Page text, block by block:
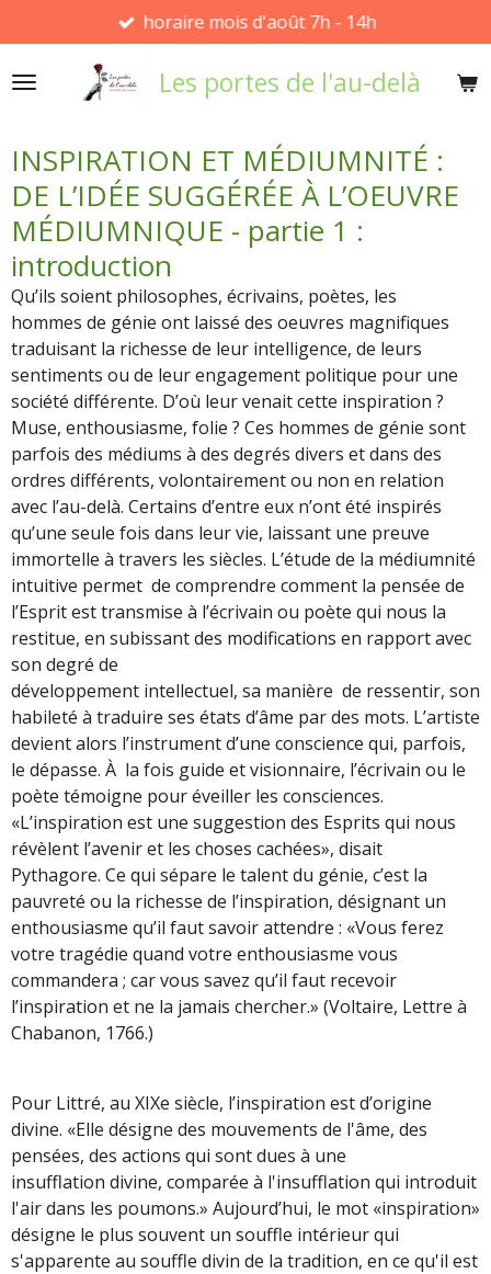
au
contenu
Les portes de l'au-delà
horaire mois d'août 7h - 14h
INSPIRATION ET MÉDIUMNITÉ :
DE L’IDÉE SUGGÉRÉE À L’OEUVRE
MÉDIUMNIQUE - partie 1 :
introduction
Qu’ils soient philosophes, écrivains, poètes, les
hommes de génie ont laissé des oeuvres magnifiques
traduisant la richesse de leur intelligence, de leurs
sentiments ou de leur engagement politique pour une
société différente. D’où leur venait cette inspiration ?
Muse, enthousiasme, folie ? Ces hommes de génie sont
parfois des médiums à des degrés divers et dans des
ordres différents, volontairement ou non en relation
avec l’au-delà. Certains d’entre eux n’ont été inspirés
qu’une seule fois dans leur vie, laissant une preuve
immortelle à travers les siècles. L’étude de la médiumnité
intuitive permet de comprendre comment la pensée de
l’Esprit est transmise à l’écrivain ou poète qui nous la
restitue, en subissant des modifications en rapport avec
son degré de
développement intellectuel, sa manière de ressentir, son
habileté à traduire ses états d’âme par des mots. L’artiste
devient alors l’instrument d’une conscience qui, parfois,
le dépasse. À la fois guide et visionnaire, l’écrivain ou le
poète témoigne pour éveiller les consciences.
«L’inspiration est une suggestion des Esprits qui nous
révèlent l’avenir et les choses cachées», disait
Pythagore. Ce qui sépare le talent du génie, c’est la
pauvreté ou la richesse de l’inspiration, désignant un
enthousiasme qu’il faut savoir attendre : «Vous ferez
votre tragédie quand votre enthousiasme vous
commandera ; car vous savez qu’il faut recevoir
l’inspiration et ne la jamais chercher.» (Voltaire, Lettre à
Chabanon, 1766.)
Pour Littré, au XIXe siècle, l’inspiration est d’origine
divine. «Elle désigne des mouvements de l'âme, des
pensées, des actions qui sont dues à une
insufflation divine, comparée à l'insufflation qui introduit
l'air dans les poumons.» Aujourd’hui, le mot «inspiration»
désigne le plus souvent un souffle intérieur qui
s'apparente au souffle divin de la tradition, en ce qu'il est